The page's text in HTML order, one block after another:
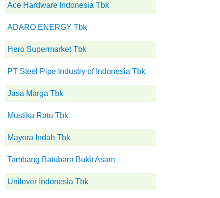
Ace Hardware Indonesia Tbk
ADARO ENERGY Tbk
Hero Supermarket Tbk
PT Steel Pipe Industry of Indonesia Tbk
Jasa Marga Tbk
Mustika Ratu Tbk
Mayora Indah Tbk
Tambang Batubara Bukit Asam
Unilever Indonesia Tbk